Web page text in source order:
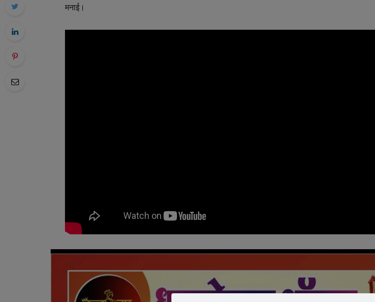
मनाई।